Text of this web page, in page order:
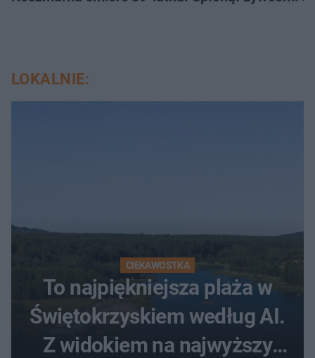
LOKALNIE:
CIEKAWOSTKA
To najpiękniejsza plaża w
Świętokrzyskiem według AI.
Z widokiem na najwyższy